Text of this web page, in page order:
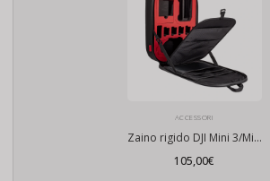
ACCESSORI
Zaino rigido DJI Mini 3/Mini 4 Pro/Air 3/Mavic 3
105,00€